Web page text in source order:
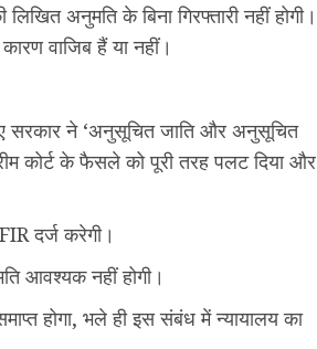
अनुमति के बिना गिरफ्तारी नहीं होगी।
वाजिब हैं या नहीं।
सरकार ने ‘अनुसूचित जाति और अनुसूचित
कोर्ट के फैसले को पूरी तरह पलट दिया और
दर्ज करेगी।
आवश्यक नहीं होगी।
होगा, भले ही इस संबंध में न्यायालय का